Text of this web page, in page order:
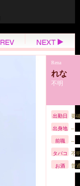
れな
Rena
不明
出勤日 要
出身地 --
前職 --
タバコ 不
お酒 普